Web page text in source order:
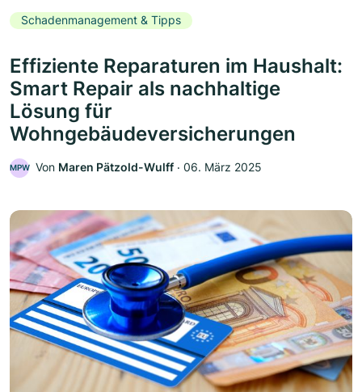
Schadenmanagement & Tipps
Effiziente Reparaturen im Haushalt:
Smart Repair als nachhaltige
Lösung für
Wohngebäudeversicherungen
MPW Von Maren Pätzold-Wulff ‧ 06. März 2025